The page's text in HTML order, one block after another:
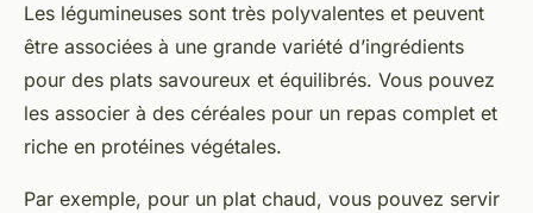
Les légumineuses sont très polyvalentes et peuvent
être associées à une grande variété d’ingrédients
pour des plats savoureux et équilibrés. Vous pouvez
les associer à des céréales pour un repas complet et
riche en protéines végétales.
Par exemple, pour un plat chaud, vous pouvez servir